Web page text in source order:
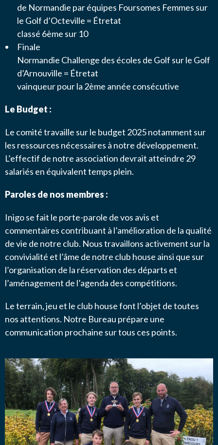
de Normandie par équipes Foursomes Femmes sur
le Golf d’Octeville = Étretat
classé 6ème sur 10
Finale
Normandie Challenge des écoles de Golf sur le Golf
d’Arnouville = Étretat
vainqueur pour la 2ème année consécutive
Le Budget :
Le comité travaille sur le budget 2025 notamment sur
les ressources nécessaires à notre développement.
L’effectif de notre association devrait atteindre 29
salariés en équivalent temps plein.
Paroles de nos membres :
Inigo se fait le porte-parole de vos avis et
commentaires contribuant à l’amélioration de la qualité
de vie de notre club. Nous travaillons activement sur la
convivialité et l’âme de notre club house ainsi que sur
l’organisation de la réservation des départs et
l’aménagement de l’agenda des compétitions.
Le terrain, jeu et le club house font l’objet de toutes
nos attentions. Notre Bureau prépare une
communication prochaine sur tous ces points.